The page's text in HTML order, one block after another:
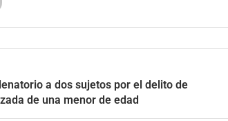
a dos sujetos por el delito de
de una menor de edad